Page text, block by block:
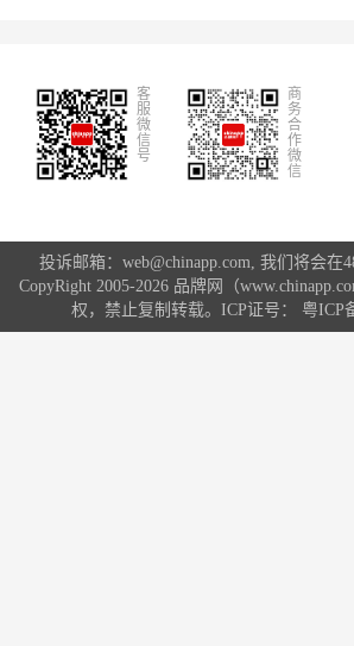
坪，车库地坪，无振
剂及其他助剂制成。 性能特点： 瀚
生环氧地坪漆：具有
耐腐蚀性、耐水性，
滑的涂层，有一定的
硬度高耐磨损，高端
强。
客
服
微
信
号
商
务
合
作
微
信
投诉邮箱：web@chinapp.com, 我们将会在
CopyRight 2005-2026 品牌网（
权，禁止复制转载。ICP证号： 粤ICP